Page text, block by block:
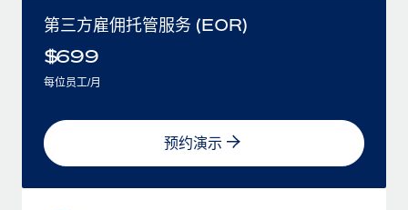
第三方雇佣托管服务 (EOR)
$699
每位员工/月
预约演示